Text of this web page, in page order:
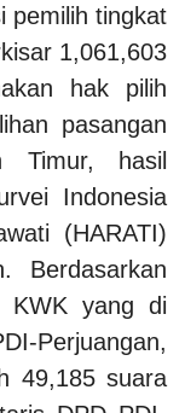
pemilih tingkat
1,061,603
hak pilih
pasangan
Timur, hasil
Indonesia
(HARATI)
Berdasarkan
KWK yang di
Perjuangan,
49,185 suara